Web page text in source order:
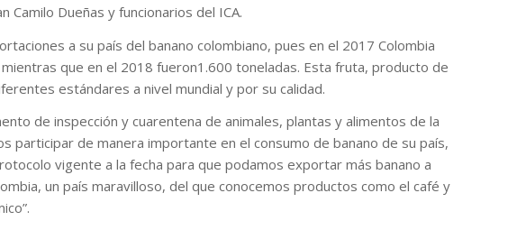
Camilo Dueñas y funcionarios del ICA.
a su país del banano colombiano, pues en el 2017 Colombia
que en el 2018 fueron1.600 toneladas. Esta fruta, producto de
estándares a nivel mundial y por su calidad.
de inspección y cuarentena de animales, plantas y alimentos de la
participar de manera importante en el consumo de banano de su país,
vigente a la fecha para que podamos exportar más banano a
un país maravilloso, del que conocemos productos como el café y